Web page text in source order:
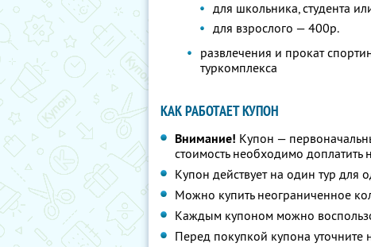
для школьника, студента
для взрослого — 400р.
развлечения и прокат
туркомплекса
КАК РАБОТАЕТ КУПОН
Внимание! Купон —
стоимость необходимо доплатить
Купон действует на один тур для
Можно купить неограниченное
Каждым купоном можно
Перед покупкой купона уточните